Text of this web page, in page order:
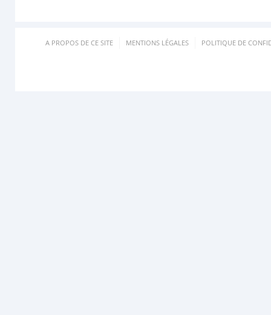
A PROPOS DE CE SITE MENTIONS LÉGALES POLITIQUE DE